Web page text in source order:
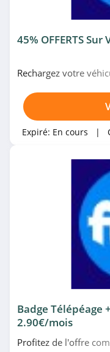
45% OFFERTS
Rechargez votre
Fulli. N'hésitez pas!
Expiré: En cours |
Badge Télépéage
2.90€/mois
Profitez de l'offre